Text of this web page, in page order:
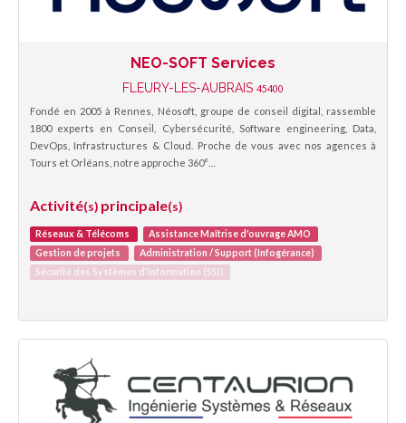
NEO-SOFT Services
FLEURY-LES-AUBRAIS 45400
Fondé en 2005 à Rennes, Néosoft, groupe de conseil digital, rassemble
1800 experts en Conseil, Cybersécurité, Software engineering, Data,
DevOps, Infrastructures & Cloud. Proche de vous avec nos agences à
Tours et Orléans, notre approche 360°…
Activité(s) principale(s)
Réseaux & Télécoms
Assistance Maîtrise d'ouvrage AMO
Gestion de projets
Administration / Support (Infogérance)
Sécurité des Systèmes d'Information (SSI)